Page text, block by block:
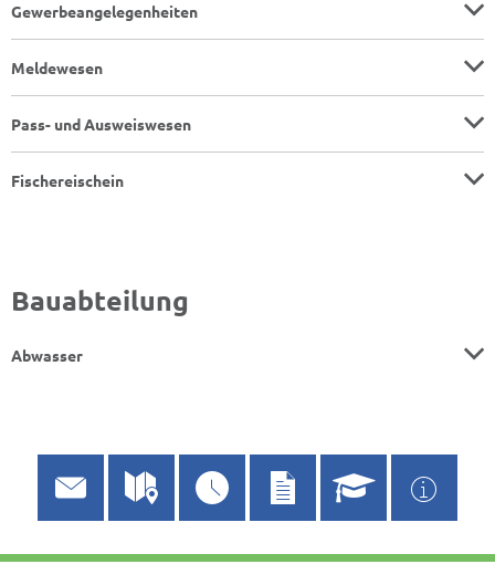
Gewerbeangelegenheiten
Meldewesen
Pass- und Ausweiswesen
Fischereischein
Bauabteilung
Abwasser